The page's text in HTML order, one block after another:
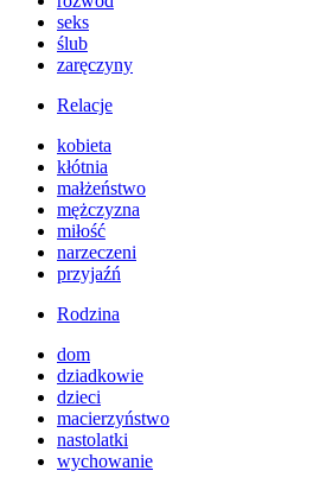
seks
ślub
zaręczyny
Relacje
kobieta
kłótnia
małżeństwo
mężczyzna
miłość
narzeczeni
przyjaźń
Rodzina
dom
dziadkowie
dzieci
macierzyństwo
nastolatki
wychowanie